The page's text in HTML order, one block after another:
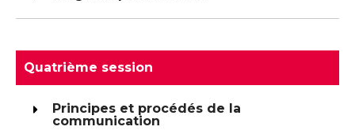
Quatrième session
Principes et procédés de la
communication